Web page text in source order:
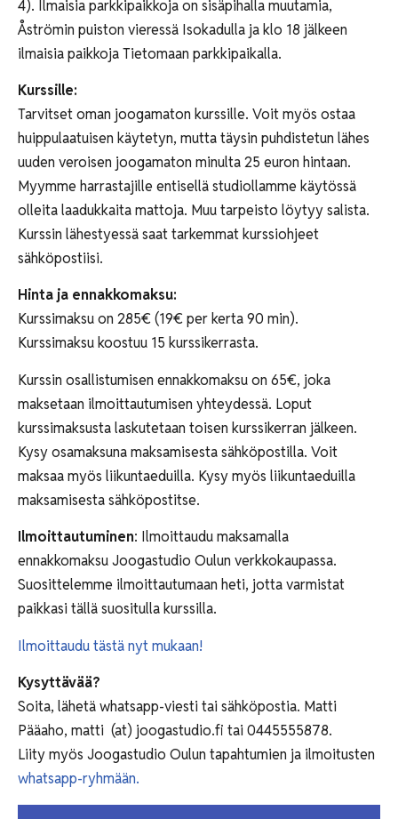
4). Ilmaisia parkkipaikkoja on sisäpihalla muutamia,
Åströmin puiston vieressä Isokadulla ja klo 18 jälkeen
ilmaisia paikkoja Tietomaan parkkipaikalla.
Kurssille:
Tarvitset oman joogamaton kurssille. Voit myös ostaa
huippulaatuisen käytetyn, mutta täysin puhdistetun lähes
uuden veroisen joogamaton minulta 25 euron hintaan.
Myymme harrastajille entisellä studiollamme käytössä
olleita laadukkaita mattoja. Muu tarpeisto löytyy salista.
Kurssin lähestyessä saat tarkemmat kurssiohjeet
sähköpostiisi.
Hinta ja ennakkomaksu:
Kurssimaksu on 285€ (19€ per kerta 90 min).
Kurssimaksu koostuu 15 kurssikerrasta.
Kurssin osallistumisen ennakkomaksu on 65€, joka
maksetaan ilmoittautumisen yhteydessä. Loput
kurssimaksusta laskutetaan toisen kurssikerran jälkeen.
Kysy osamaksuna maksamisesta sähköpostilla. Voit
maksaa myös liikuntaeduilla. Kysy myös liikuntaeduilla
maksamisesta sähköpostitse.
Ilmoittautuminen: Ilmoittaudu maksamalla
ennakkomaksu Joogastudio Oulun verkkokaupassa.
Suosittelemme ilmoittautumaan heti, jotta varmistat
paikkasi tällä suositulla kurssilla.
Ilmoittaudu tästä nyt mukaan!
Kysyttävää?
Soita, lähetä whatsapp-viesti tai sähköpostia. Matti
Pääaho, matti (at) joogastudio.fi tai 0445555878.
Liity myös Joogastudio Oulun tapahtumien ja ilmoitusten
whatsapp-ryhmään.